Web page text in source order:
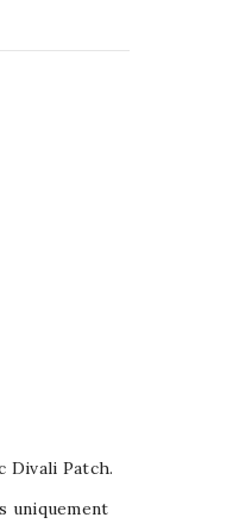
Divali Patch.
uniquement